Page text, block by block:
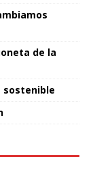
de la
sostenible